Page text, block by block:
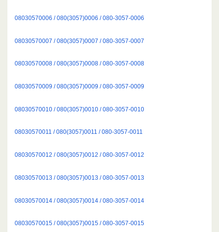
08030570006 / 080(3057)0006 / 080-3057-0006
08030570007 / 080(3057)0007 / 080-3057-0007
08030570008 / 080(3057)0008 / 080-3057-0008
08030570009 / 080(3057)0009 / 080-3057-0009
08030570010 / 080(3057)0010 / 080-3057-0010
08030570011 / 080(3057)0011 / 080-3057-0011
08030570012 / 080(3057)0012 / 080-3057-0012
08030570013 / 080(3057)0013 / 080-3057-0013
08030570014 / 080(3057)0014 / 080-3057-0014
08030570015 / 080(3057)0015 / 080-3057-0015